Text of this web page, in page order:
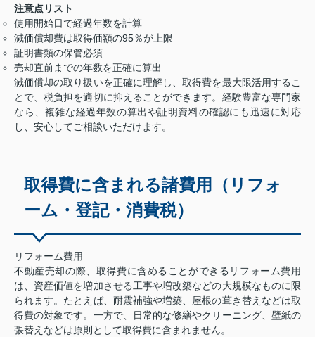
注意点リスト
使用開始日で経過年数を計算
減価償却費は取得価額の95％が上限
証明書類の保管必須
売却直前までの年数を正確に算出
減価償却の取り扱いを正確に理解し、取得費を最大限活用するこ
とで、税負担を適切に抑えることができます。経験豊富な専門家
なら、複雑な経過年数の算出や証明資料の確認にも迅速に対応
し、安心してご相談いただけます。
取得費に含まれる諸費用（リフォ
ーム・登記・消費税）
リフォーム費用
不動産売却の際、取得費に含めることができるリフォーム費用
は、資産価値を増加させる工事や増改築などの大規模なものに限
られます。たとえば、耐震補強や増築、屋根の葺き替えなどは取
得費の対象です。一方で、日常的な修繕やクリーニング、壁紙の
張替えなどは原則として取得費に含まれません。